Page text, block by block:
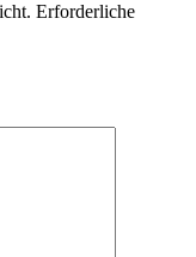
Erforderliche